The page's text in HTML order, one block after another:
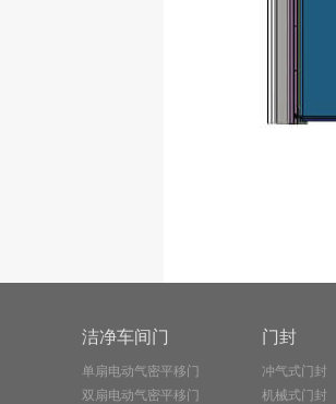
洁净车间门
单扇电动气密平移门
双扇电动气密平移门
门封
冲气式门封
机械式门封